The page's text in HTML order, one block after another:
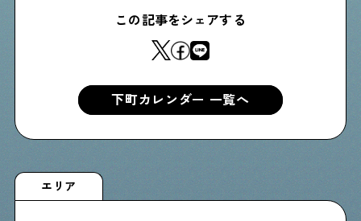
この記事をシェアする
下町カレンダー 一覧へ
エリア